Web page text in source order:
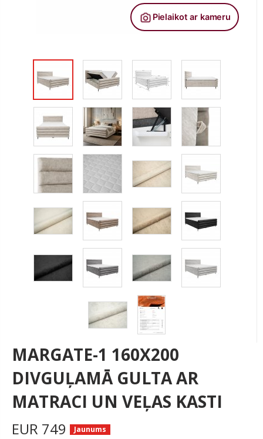
MARGATE-1 160X200
DIVGUĻAMĀ GULTA AR
MATRACI UN VEĻAS KASTI
EUR 749 Jaunums